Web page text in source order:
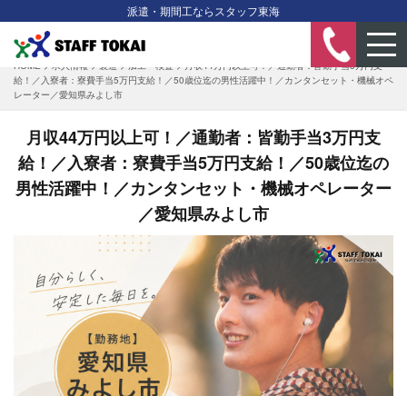
派遣・期間工ならスタッフ東海
HOME > 求人情報 > 製造 > 加工・検査 > 月収44万円以上可！／通勤者：皆勤手当3万円支
給！／入寮者：寮費手当5万円支給！／50歳位迄の男性活躍中！／カンタンセット・機械オペ
レーター／愛知県みよし市
月収44万円以上可！／通勤者：皆勤手当3万円支
給！／入寮者：寮費手当5万円支給！／50歳位迄の
男性活躍中！／カンタンセット・機械オペレーター
／愛知県みよし市